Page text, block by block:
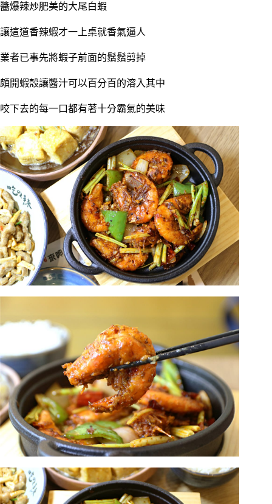
醬爆辣炒肥美的大尾白蝦
讓這道香辣蝦才一上桌就香氣逼人
業者已事先將蝦子前面的鬚鬚剪掉
頗開蝦殼讓醬汁可以百分百的溶入其中
咬下去的每一口都有著十分霸氣的美味